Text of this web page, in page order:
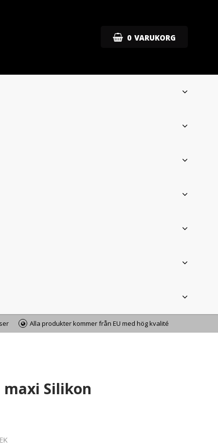
0 VARUKORG
Alla produkter kommer från EU med hög kvalité
Silikon